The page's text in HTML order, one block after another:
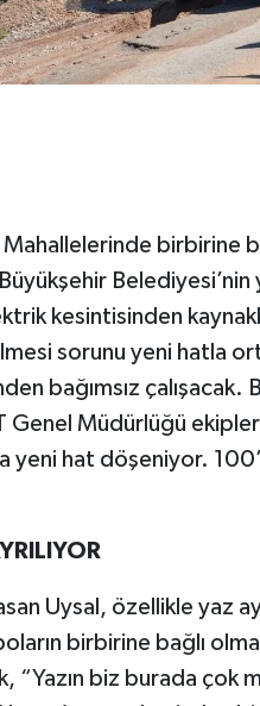
birbirine
Belediyesi’nin
kesintisinden
sorunu yeni hatla
bağımsız
Genel Müdürlüğü
yeni hat döşeniyor.
Uysal, özellikle yaz
birbirine bağlı
“Yazın biz burada